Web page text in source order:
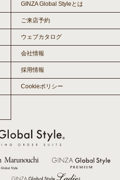
GINZA Global Styleとは
ご来店予約
ウェブカタログ
会社情報
採用情報
Cookieポリシー